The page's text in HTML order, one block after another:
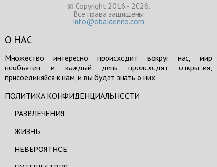
© Copyright 2016 - 2026.
Все права защищены
info@obaldenno.com
О НАС
Множество интересно происходит вокруг нас, мир
необъятен и каждый день происходят открытия,
присоединяйся к нам, и вы будет знать о них
ПОЛИТИКА КОНФИДЕНЦИАЛЬНОСТИ
РАЗВЛЕЧЕНИЯ
ЖИЗНЬ
НЕВЕРОЯТНОЕ